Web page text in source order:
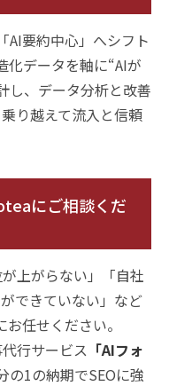
AI要約中心」へシフト
化データを軸に“AIが
し、データ分析と改善
り越えて流入と信頼
にご相談くだ
上がらない」「自社
できていない」など
任せください。
行サービス 「AIフォ
の1の納期でSEOに強